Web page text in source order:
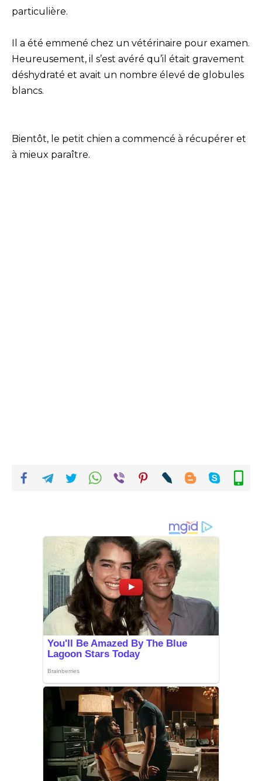
particulière.
Il a été emmené chez un vétérinaire pour examen.
Heureusement, il s’est avéré qu’il était gravement
déshydraté et avait un nombre élevé de globules
blancs.
Bientôt, le petit chien a commencé à récupérer et
à mieux paraître.